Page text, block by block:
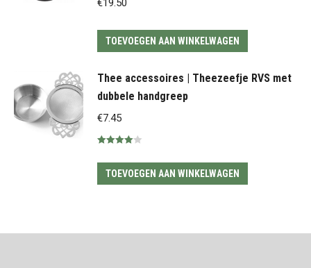
€19.50
TOEVOEGEN AAN WINKELWAGEN
Thee accessoires | Theezeefje RVS met
dubbele handgreep
€7.45
4.00uit 5
TOEVOEGEN AAN WINKELWAGEN